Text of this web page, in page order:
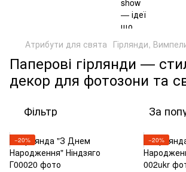
Атрибути для свята Гірлянди,
Паперові гірлянди —
декор для фотозони та
Фільтр За
−20% −20%